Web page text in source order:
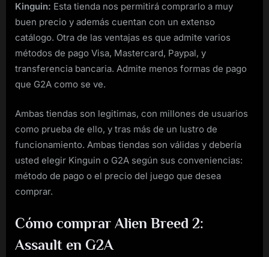
Kinguin: Esta tienda nos permitirá comprarlo a muy
buen precio y además cuentan con un extenso
catálogo. Otra de las ventajas es que admite varios
métodos de pago Visa, Mastercard, Paypal, y
transferencia bancaria. Admite menos formas de pago
que G2A como se ve.
Ambas tiendas son legitimas, con millones de usuarios
como prueba de ello, y tras más de un lustro de
funcionamiento. Ambas tiendas son válidas y debería
usted elegir Kinguin o G2A según sus conveniencias:
método de pago o el precio del juego que desea
comprar.
Cómo comprar Alien Breed 2:
Assault en G2A